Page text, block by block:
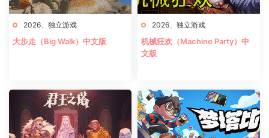
2026 独立游戏
大步走（Big Walk）中文版
2026 独立游戏
机械狂欢（Machine Party）中
文版